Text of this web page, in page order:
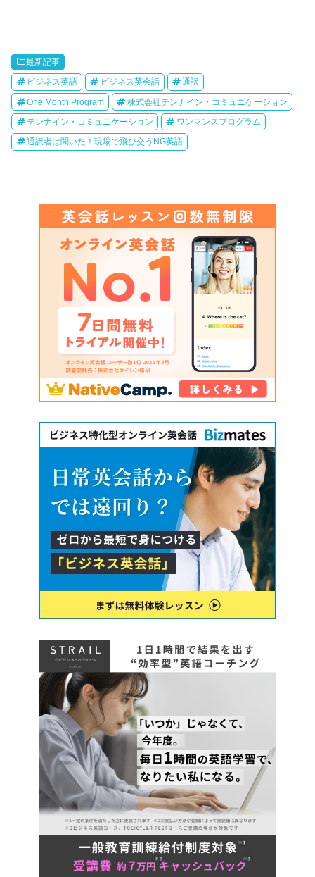
最新記事
ビジネス英語 ビジネス英会話 通訳
One Month Program 株式会社テンナイン・コミュニケーション
テンナイン・コミュニケーション ワンマンスプログラム
通訳者は聞いた！現場で飛び交うNG英語